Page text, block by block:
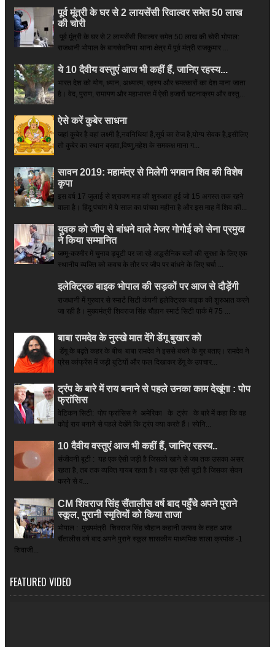
पूर्व मूंत्री के घर से 2 लायसेंसी रिवाल्वर समेत 50 लाख
की चोरी
पूर्व मूंत्री के घर से 2 लायसेंसी रिवाल्वर समेत 50 लाख की चोरी भोपाल:
राजधानी भोपाल के बागसेवनिया थाना क्षेत्र में पूर्व मंत्री राजकुमार ...
ये 10 दैवीय वस्तुएं आज भी कहीं हैं, जानिए रहस्य...
भारत देश को योग, ध्यान, अध्यात्म, रहस्य और चमत्कारों का देश माना जाता
है। वेद, पुराण, रामायण और महाभारत में ऐसी हजारों घटनाक्रम और वस्तु...
ऐसे करें कुबेर साधना
जहां कुबेर है­ वहां लक्ष्मी है,नवनिधियां हैं,सूर्य का तेज है,योग्य सेवक है,इसीलिए
तो कुबेर का स्थान ब्रह्मा,विष्णु,महेश के समकक्ष माना ग...
सावन 2019: महामंत्र से मिलेगी भगवान शिव की विशेष
कृपा
इस वर्ष 17 जुलाई से श्रावण माह की शुरुआत हुई जो 15 अगस्त तक रहने
वाला है। हिंदू पंचांग में ये साल का पांचवा महीना है और इस माह में शिव की...
युवक को जीप से बांधने वाले मेजर गोगोई को सेना प्रमुख
ने किया सम्‍मानित
जम्मू-कश्मीर में चुनाव ड्यूटी पर जा रहे अद्धसैनिक बलों की सुरक्षा के लिए एक
स्थानीय व्यक्ति को कवच के तौर पर जीप पर बांधने के लिए चर्चा ...
इलेक्ट्रिक बाइक भोपाल की सड़कों पर आज से दौड़ेंगी
राजधानी में गुरुवार से स्मार्ट सिटी कंपनी इलेक्ट्रिक बाइक की शुरुआत करने
जा रही है। मुख्यमंत्री शिवराज सिंह चौहान स्मार्ट सिटी पार्क में 75 ...
बाबा रामदेव के नुस्खे मात देंगे डेंगू बुखार को
डेंगू के बढ़ते कहर के बीच बाबा रामदेव ने इससे बचने के गुर बताए। रामदेव ने
प्रेस कांफ्रेंस में जड़ी बूटियों और फल दिखाकर डेंगू के उपचार...
ट्रंप के बारे में राय बनाने से पहले उनका काम देखूंगा : पोप
फ्रांसिस
वेटिकन सिटी: पोप फ्रांसिस ने अमेरिका के ट्रंप के बारे में कहा कि वह
कोई राय बनाने से पहले देखेंगे कि ट्रंप क्या करते हैं। स्पेनि...
10 दैवीय वस्तुएं आज भी कहीं हैं, जानिए रहस्य..
संजीवनी बूटी : यह एक ऐसी जड़ी है जिसको खाने से जब तक उसका असर
रहता है, तब तक व्यक्ति गायब रहता है। यह एक ऐसी बूटी है जिसका सेवन
करने से व...
CM शिवराज सिंह सैंतालीस वर्ष बाद पहुँचे अपने पुराने
स्कूल, पुरानी स्मृतियों को किया ताजा
भोपाल : मुख्यमंत्री शिवराज सिंह चौहान कहानी उत्सव के तहत आज
सैंतालीस वर्ष बाद अपने पुराने स्कूल शासकीय माध्यमिक शाला क्रमांक -1
शिवाजी...
FEATURED VIDEO